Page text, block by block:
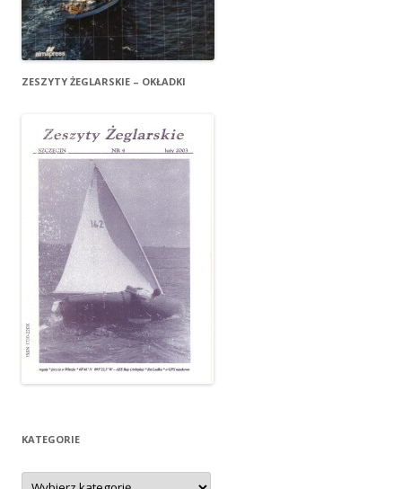
ZESZYTY ŻEGLARSKIE – OKŁADKI
KATEGORIE
Kategorie